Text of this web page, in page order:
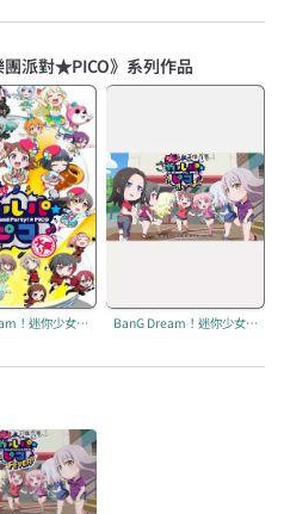
團派對★PICO》系列作品
BanG Dream！迷你少女樂團派對★PICO 第二季：大碗公 BanG Dream！迷你少女樂團派對★PICO 第三季：FEVER！